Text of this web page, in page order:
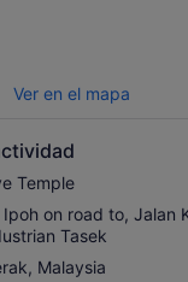
Ver en el mapa
Temple
on road to, Jalan
Tasek
Malaysia